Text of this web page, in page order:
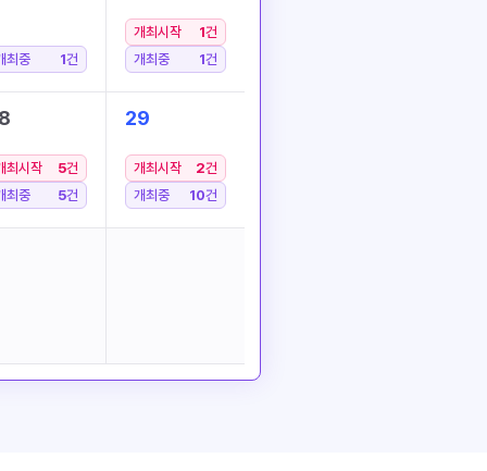
최중 1건
개최시작 1건
개최중
1건
최시작 5건
최중
5건
29
개최시작 2건
개최중
10건